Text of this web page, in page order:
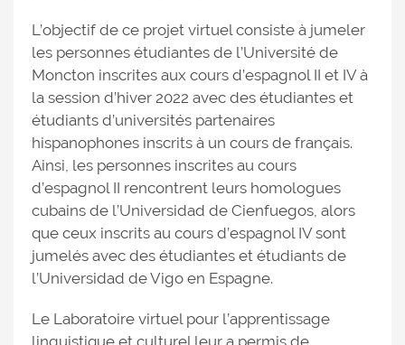
L’objectif de ce projet virtuel consiste à jumeler
les personnes étudiantes de l’Université de
Moncton inscrites aux cours d’espagnol II et IV à
la session d’hiver 2022 avec des étudiantes et
étudiants d’universités partenaires
hispanophones inscrits à un cours de français.
Ainsi, les personnes inscrites au cours
d’espagnol II rencontrent leurs homologues
cubains de l’Universidad de Cienfuegos, alors
que ceux inscrits au cours d’espagnol IV sont
jumelés avec des étudiantes et étudiants de
l’Universidad de Vigo en Espagne.
Le Laboratoire virtuel pour l’apprentissage